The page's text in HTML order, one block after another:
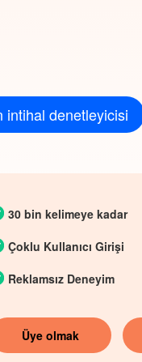
intihal denetleyicisi
30 bin kelimeye kadar
Çoklu Kullanıcı Girişi
Reklamsız Deneyim
Üye olmak